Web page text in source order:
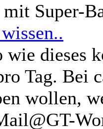
Super-
dieses
Tag. Bei
wollen,